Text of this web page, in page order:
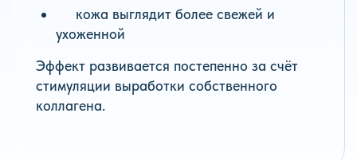
кожа выглядит более свежей и
ухоженной
Эффект развивается постепенно за счёт
стимуляции выработки собственного
коллагена.